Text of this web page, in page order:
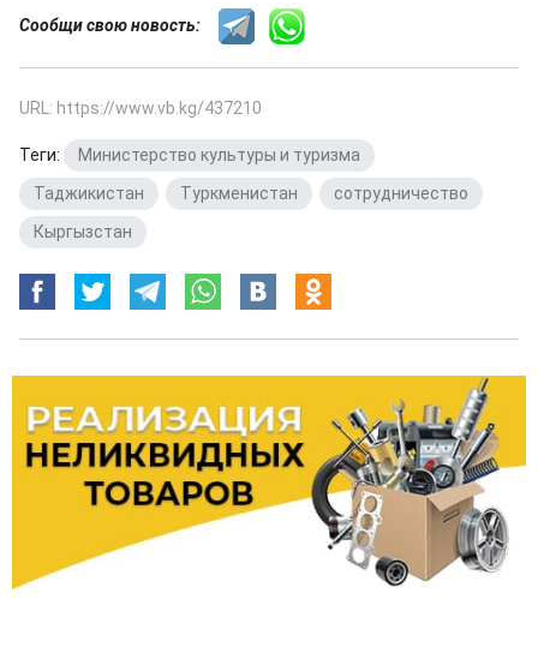
Сообщи свою новость:
URL: https://www.vb.kg/437210
Теги: Министерство культуры и туризма
Таджикистан
Туркменистан сотрудничество
Кыргызстан